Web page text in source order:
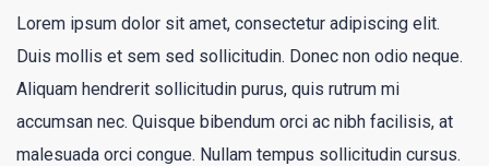
Lorem ipsum dolor sit amet, consectetur adipiscing elit.
Duis mollis et sem sed sollicitudin. Donec non odio neque.
Aliquam hendrerit sollicitudin purus, quis rutrum mi
accumsan nec. Quisque bibendum orci ac nibh facilisis, at
malesuada orci congue. Nullam tempus sollicitudin cursus.